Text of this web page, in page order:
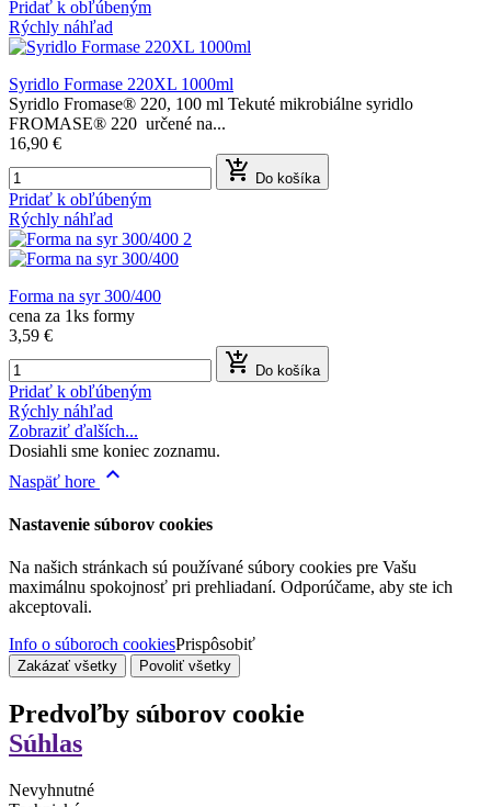
Pridať k obľúbeným
Rýchly náhľad
Syridlo Formase 220XL 1000ml
Syridlo Fromase® 220, 100 ml Tekuté mikrobiálne syridlo
FROMASE® 220 určené na...
16,90 €
 Do košíka
Pridať k obľúbeným
Rýchly náhľad
Forma na syr 300/400
cena za 1ks formy
3,59 €
 Do košíka
Pridať k obľúbeným
Rýchly náhľad
Zobraziť ďalších...
Dosiahli sme koniec zoznamu.
Naspäť hore 
Nastavenie súborov cookies
Na našich stránkach sú používané súbory cookies pre Vašu
maximálnu spokojnosť pri prehliadaní. Odporúčame, aby ste ich
akceptovali.
Info o súboroch cookiesPrispôsobiť
Zakázať všetky Povoliť všetky
Predvoľby súborov cookie
Súhlas
Nevyhnutné